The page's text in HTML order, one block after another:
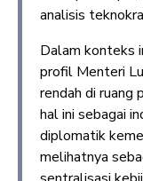
analisis
Dalam konteks
profil Menteri
rendah di ruang
hal ini sebagai
diplomatik
melihatnya